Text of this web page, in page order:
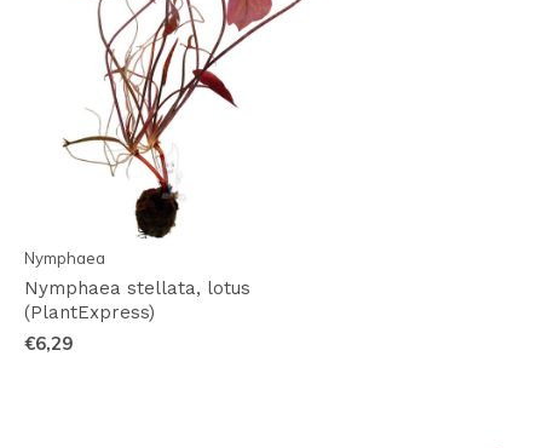
Nymphaea
Nymphaea stellata, lotus
(PlantExpress)
€6,29